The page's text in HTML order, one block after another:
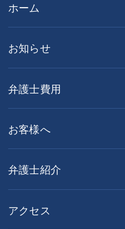
ホーム
お知らせ
弁護士費用
お客様へ
弁護士紹介
アクセス